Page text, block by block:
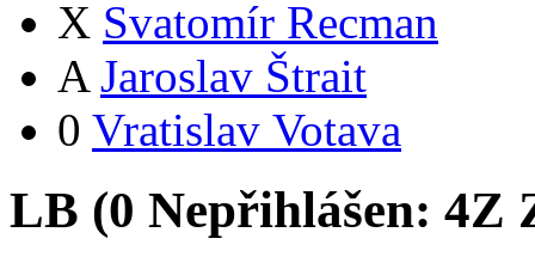
X Svatomír Recman
A Jaroslav Štrait
0 Vratislav Votava
LB (0 Nepřihlášen: 4Z